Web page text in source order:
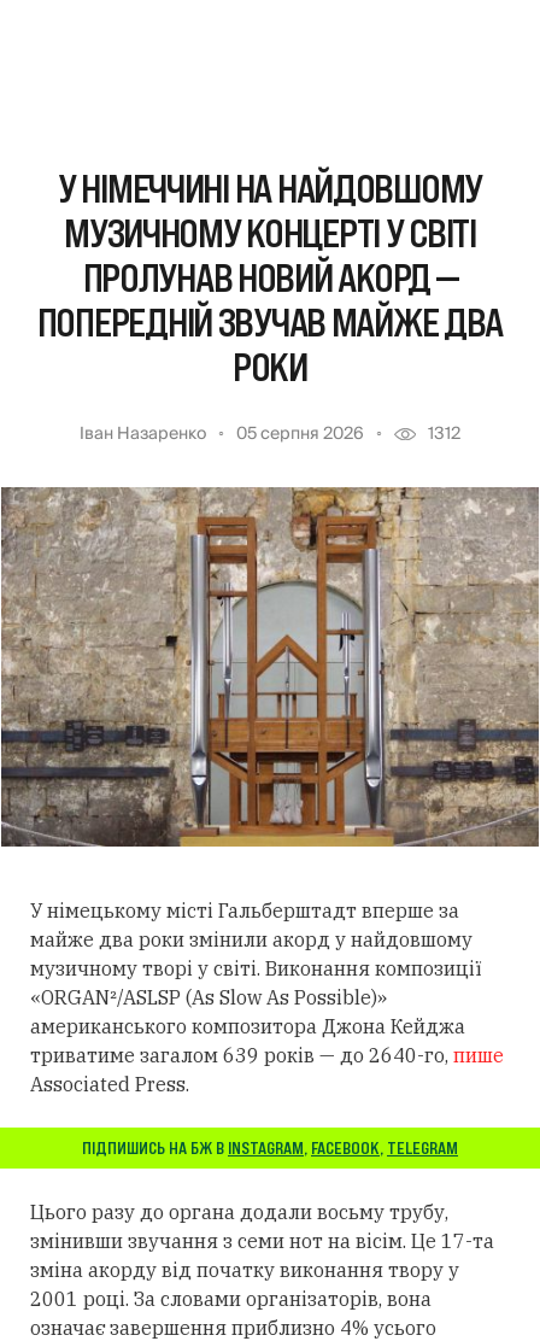
У НІМЕЧЧИНІ НА НАЙДОВШОМУ
МУЗИЧНОМУ КОНЦЕРТІ У СВІТІ
ПРОЛУНАВ НОВИЙ АКОРД —
ПОПЕРЕДНІЙ ЗВУЧАВ МАЙЖЕ ДВА
РОКИ
Іван Назаренко 05 серпня 2026 1312
У німецькому місті Гальберштадт вперше за
майже два роки змінили акорд у найдовшому
музичному творі у світі. Виконання композиції
«ORGAN²/ASLSP (As Slow As Possible)»
американського композитора Джона Кейджа
триватиме загалом 639 років — до 2640-го, пише
Associated Press.
ПІДПИШИСЬ НА БЖ В INSTAGRAM, FACEBOOK, TELEGRAM
Цього разу до органа додали восьму трубу,
змінивши звучання з семи нот на вісім. Це 17-та
зміна акорду від початку виконання твору у
2001 році. За словами організаторів, вона
означає завершення приблизно 4% усього